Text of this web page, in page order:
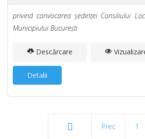
privind convocarea şedinţei Consiliului
Municipiului Bucureşti
Descărcare
Detalii
Prec 1